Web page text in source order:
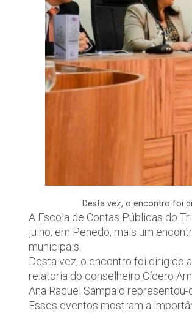
Desta vez, o encontro foi
A Escola de Contas Públicas do
julho, em Penedo, mais um
municipais.
Desta vez, o encontro foi dirigido
relatoria do conselheiro Cícero
Ana Raquel Sampaio representou-
Esses eventos mostram a